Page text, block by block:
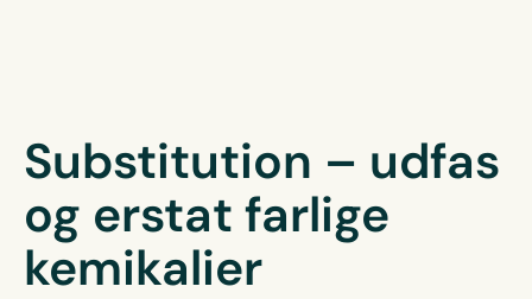
Substitution – udfas
og erstat farlige
kemikalier